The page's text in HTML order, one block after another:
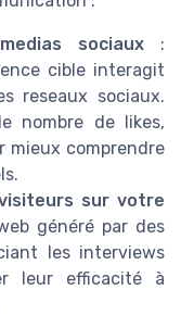
sociaux :
cible interagit
reseaux sociaux.
nombre de likes,
mieux comprendre
sur votre
généré par des
les interviews
leur efficacité à